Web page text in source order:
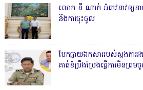
លោក នី ណាក់ អំពាវនាវឲ្យនាយ
នឹងការចុះចូល
បែកធ្លាយឯកសាររបស់ស្នងការ
គាត់ខំប្រឹងប្រែងធ្វើការមិនព្រម